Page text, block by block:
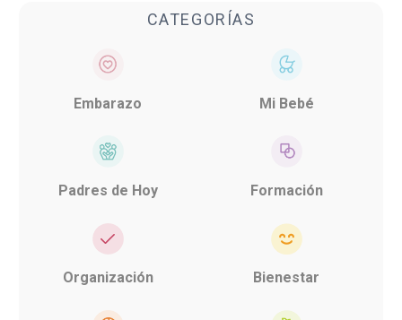
CATEGORÍAS
Embarazo Mi Bebé
Padres de Hoy Formación
Organización Bienestar